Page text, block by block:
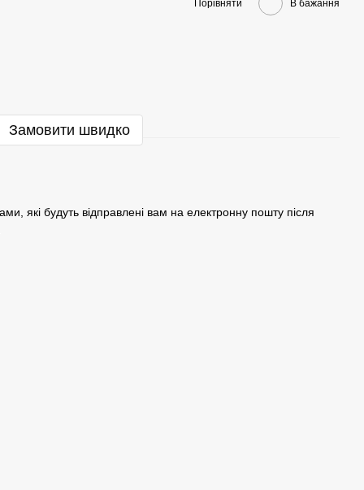
Порівняти В бажання
Замовити швидко
які будуть відправлені вам на електронну пошту після